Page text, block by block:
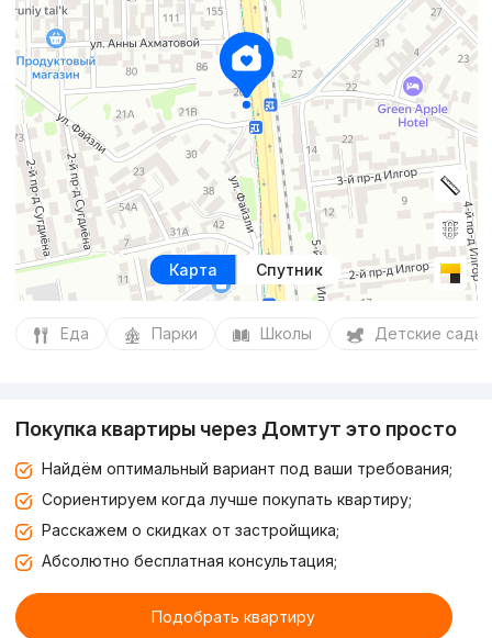
Карта Спутник
Еда Парки Школы Детские сады
Покупка квартиры через Домтут это просто
Найдём оптимальный вариант под ваши требования;
Сориентируем когда лучше покупать квартиру;
Расскажем о скидках от застройщика;
Абсолютно бесплатная консультация;
Подобрать квартиру